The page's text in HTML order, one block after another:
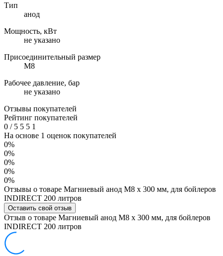
Тип
анод
Мощность, кВт
не указано
Присоединительный размер
M8
Рабочее давление, бар
не указано
Отзывы покупателей
Рейтинг покупателей
0 /5 5 5 1
На основе 1 оценок покупателей
0%
0%
0%
0%
0%
Отзывы о товаре Магниевый анод M8 х 300 мм, для бойлеров
INDIRECT 200 литров
Оставить свой отзыв
Отзыв о товаре Магниевый анод M8 х 300 мм, для бойлеров
INDIRECT 200 литров